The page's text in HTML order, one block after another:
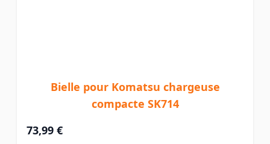
Bielle pour Komatsu chargeuse
compacte SK714
73,99 €